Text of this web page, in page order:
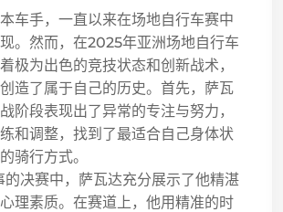
车手，一直以来在场地自行车赛中
。然而，在2025年亚洲场地自行车
极为出色的竞技状态和创新战术，
造了属于自己的历史。首先，萨瓦
阶段表现出了异常的专注与努力，
和调整，找到了最适合自己身体状
骑行方式。
决赛中，萨瓦达充分展示了他精湛
理素质。在赛道上，他用精准的时